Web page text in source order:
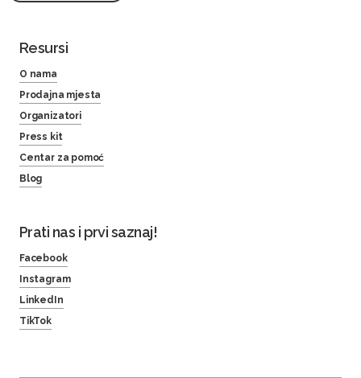
Resursi
O nama
Prodajna mjesta
Organizatori
Press kit
Centar za pomoć
Blog
Prati nas i prvi saznaj!
Facebook
Instagram
LinkedIn
TikTok